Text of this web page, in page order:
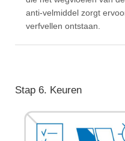
anti-velmiddel zorgt
verfvellen ontstaan.
Stap 6. Keuren